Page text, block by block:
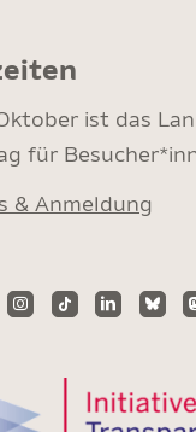
ist das
für
& Anmeldung